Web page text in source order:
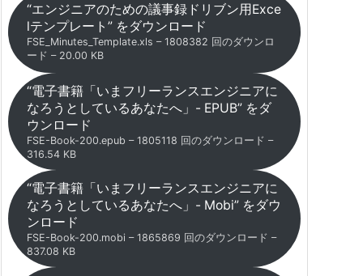
“エンジニアのための議事録ドリブン用Exce
lテンプレート” をダウンロード
FSE_Minutes_Template.xls – 1808382 回のダウンロ
ード – 20.00 KB
“電子書籍「いまフリーランスエンジニアに
なろうとしているあなたへ」- EPUB” をダ
ウンロード
FSE-Book-200.epub – 1805118 回のダウンロード –
316.54 KB
“電子書籍「いまフリーランスエンジニアに
なろうとしているあなたへ」- Mobi” をダウ
ンロード
FSE-Book-200.mobi – 1865869 回のダウンロード –
837.08 KB